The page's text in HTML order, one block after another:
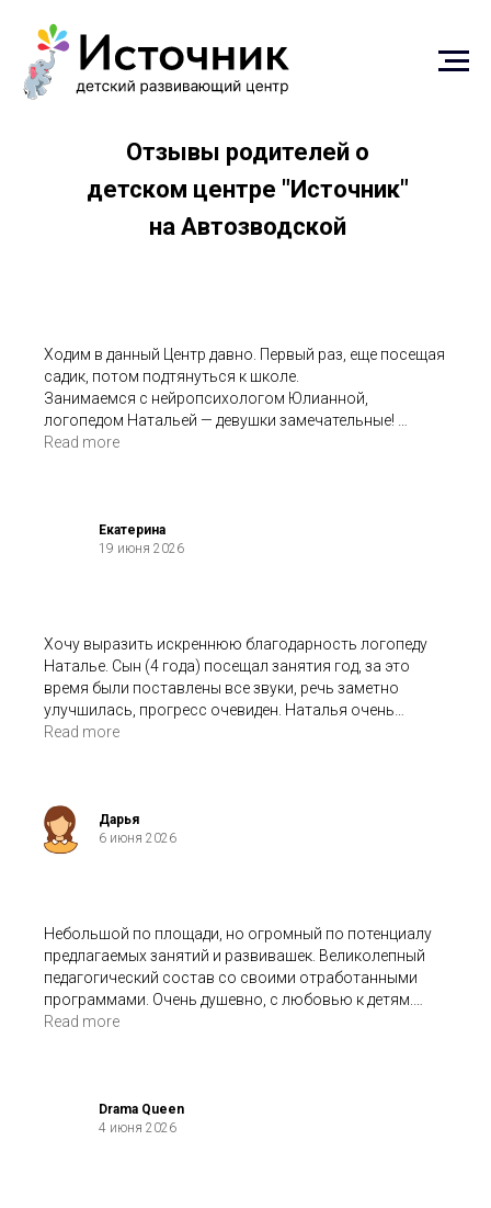
Отзывы родителей о
детском центре "Источник"
на Автозводской
Ходим в данный Центр давно. Первый раз, еще посещая
садик, потом подтянуться к школе.
Занимаемся с нейропсихологом Юлианной,
логопедом Натальей — девушки замечательные!
Результат есть, наш школьный учитель видит
Спасибо большое за вашу работу. Все от души и с
трепетом.
была польза, а не выкинутые деньги и время.
Read more
Екатерина
19 июня 2026
Хочу выразить искреннюю благодарность логопеду
Наталье. Сын (4 года) посещал занятия год, за это
время были поставлены все звуки, речь заметно
улучшилась, прогресс очевиден. Наталья очень
внимательна к детям, старается найти
Read more
Дарья
6 июня 2026
Небольшой по площади, но огромный по потенциалу
предлагаемых занятий и развивашек. Великолепный
педагогический состав со своими отработанными
программами. Очень душевно, с любовью к детям.
Нейрогимнастика, развивашки для малышей, логопед
Read more
Drama Queen
4 июня 2026